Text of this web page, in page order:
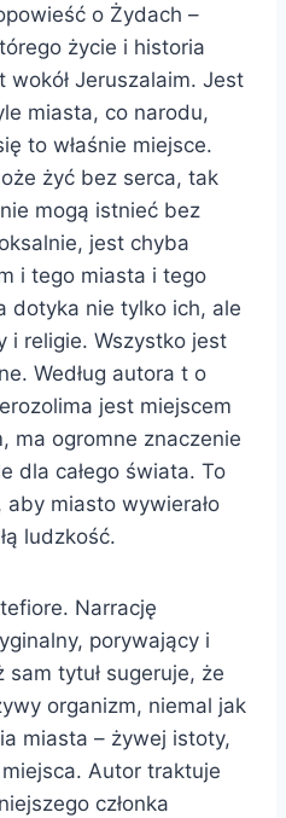
o Żydach –
życie i historia
Jeruszalaim. Jest
miasta, co narodu,
to właśnie miejsce.
żyć bez serca, tak
mogą istnieć bez
jest chyba
i tego miasta i tego
dotyka nie tylko ich, ale
i religie. Wszystko jest
Według autora t o
jest miejscem
ma ogromne znaczenie
dla całego świata. To
miasto wywierało
ludzkość.
Narrację
porywający i
tytuł sugeruje, że
organizm, niemal jak
miasta – żywej istoty,
Autor traktuje
członka